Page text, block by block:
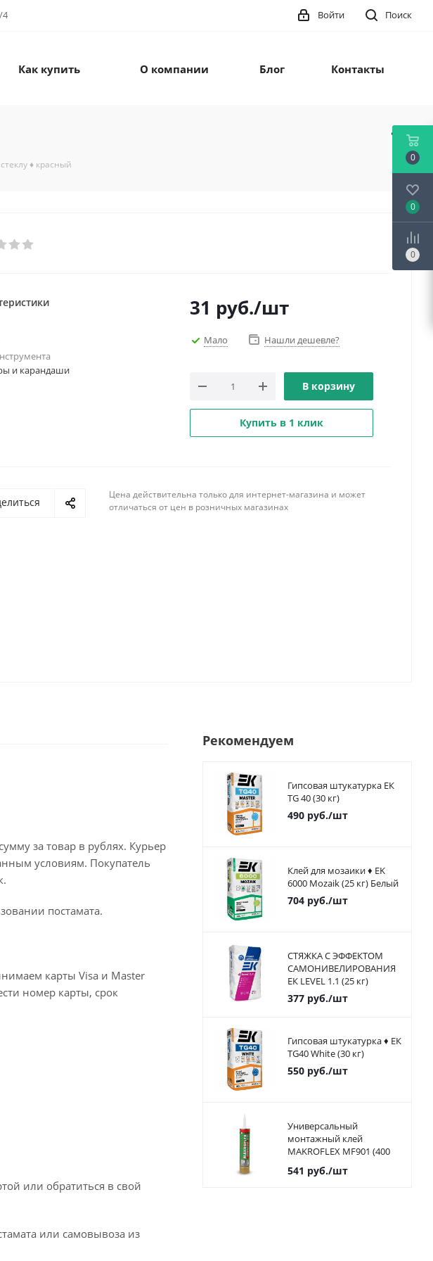
4 Поиск
Войти
Как купить О компании Блог Контакты
♦ красный
и карандаши
31 руб./шт
Мало Нашли дешевле?
В корзину
Купить в 1 клик
Цена действительна только для интернет-магазина и может
отличаться от цен в розничных магазинах
за товар в рублях. Курьер
условиям. Покупатель
постамата.
карты Visa и Master
номер карты, срок
или обратиться в свой
или самовывоза из
Рекомендуем
Гипсовая штукатурка ЕК
TG 40 (30 кг)
490руб./шт
Клей для мозаики ♦ EK
6000 Mozaik (25 кг) Белый
704руб./шт
СТЯЖКА С ЭФФЕКТОМ
САМОНИВЕЛИРОВАНИЯ
ЕК LEVEL 1.1 (25 кг)
377руб./шт
Гипсовая штукатурка ♦ ЕК
TG40 White (30 кг)
550руб./шт
Универсальный
монтажный клей
MAKROFLEX MF901 (400
541 руб./шт
0
0
0